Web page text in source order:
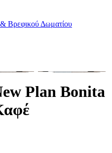
Βρεφικού Δωματίου
Plan Bonita